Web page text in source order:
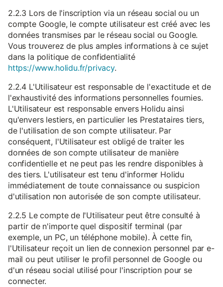
2.2.3 Lors de l'inscription via un réseau social ou un
compte Google, le compte utilisateur est créé avec les
données transmises par le réseau social ou Google.
Vous trouverez de plus amples informations à ce sujet
dans la politique de confidentialité
https://www.holidu.fr/privacy.
2.2.4 L'Utilisateur est responsable de l'exactitude et de
l'exhaustivité des informations personnelles fournies.
L'Utilisateur est responsable envers Holidu ainsi
qu'envers lestiers, en particulier les Prestataires tiers,
de l'utilisation de son compte utilisateur. Par
conséquent, l'Utilisateur est obligé de traiter les
données de son compte utilisateur de manière
confidentielle et ne peut pas les rendre disponibles à
des tiers. L'utilisateur est tenu d'informer Holidu
immédiatement de toute connaissance ou suspicion
d'utilisation non autorisée de son compte utilisateur.
2.2.5 Le compte de l'Utilisateur peut être consulté à
partir de n'importe quel dispositif terminal (par
exemple, un PC, un téléphone mobile). À cette fin,
l'Utilisateur reçoit un lien de connexion personnel par e-
mail ou peut utiliser le profil personnel de Google ou
d'un réseau social utilisé pour l'inscription pour se
connecter.